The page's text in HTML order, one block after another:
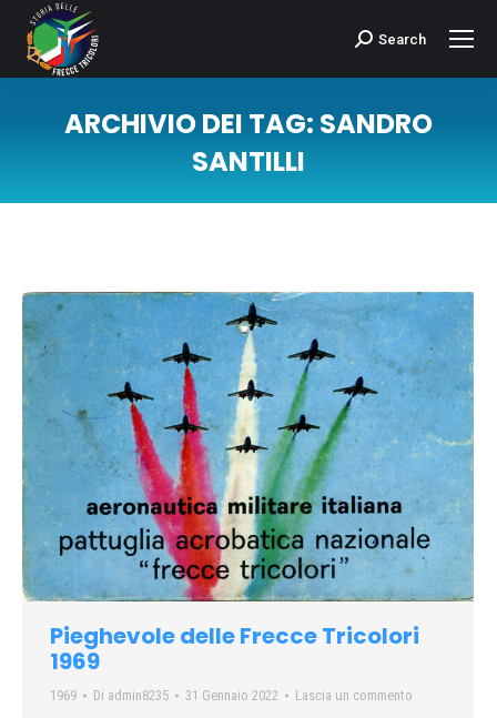
Cerca:Search
ARCHIVIO DEI TAG: SANDRO
SANTILLI
Pieghevole delle Frecce Tricolori
1969
1969 Di admin8235 31 Gennaio 2022 Lascia un commento